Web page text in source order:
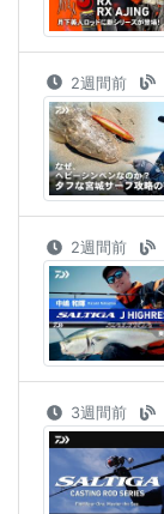
2週間前
2週間前
3週間前